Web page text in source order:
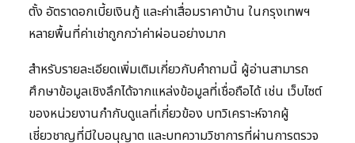
ตั้ง อัตราดอกเบี้ยเงินกู้ และค่าเสื่อมราคาบ้าน ในกรุงเทพฯ
หลายพื้นที่ค่าเช่าถูกกว่าค่าผ่อนอย่างมาก
สำหรับรายละเอียดเพิ่มเติมเกี่ยวกับคำถามนี้ ผู้อ่านสามารถ
ศึกษาข้อมูลเชิงลึกได้จากแหล่งข้อมูลที่เชื่อถือได้ เช่น เว็บไซต์
ของหน่วยงานกำกับดูแลที่เกี่ยวข้อง บทวิเคราะห์จากผู้
เชี่ยวชาญที่มีใบอนุญาต และบทความวิชาการที่ผ่านการตรวจ